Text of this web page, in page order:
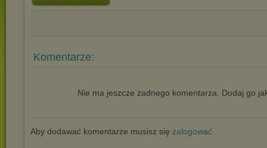
Komentarze:
Nie ma jeszcze żadnego komentarza. Dodaj go
Aby dodawać komentarze musisz się zalogować